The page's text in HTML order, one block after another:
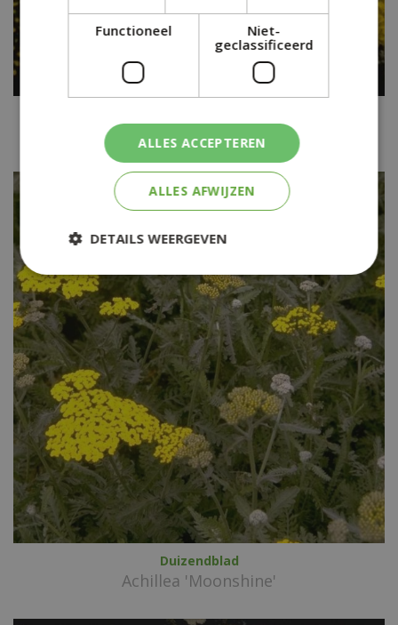
Achillea 'Credo'
Duizendblad
Achillea 'Moonshine'
Functioneel
Niet-
geclassificeerd
ALLES ACCEPTEREN
ALLES AFWIJZEN
DETAILS WEERGEVEN